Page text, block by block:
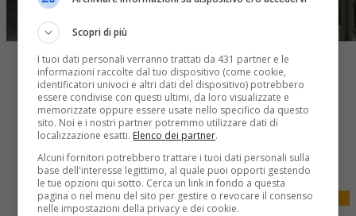
Share
Tweet
Scopri di più
I tuoi dati personali verranno trattati da 431 partner e le
informazioni raccolte dal tuo dispositivo (come cookie,
identificatori univoci e altri dati del dispositivo) potrebbero
essere condivise con questi ultimi, da loro visualizzate e
memorizzate oppure essere usate nello specifico da questo
sito. Noi e i nostri partner potremmo utilizzare dati di
localizzazione esatti. Elenco dei partner.
Alcuni fornitori potrebbero trattare i tuoi dati personali sulla
base dell'interesse legittimo, al quale puoi opporti gestendo
le tue opzioni qui sotto. Cerca un link in fondo a questa
pagina o nel menu del sito per gestire o revocare il consenso
nelle impostazioni della privacy e dei cookie.